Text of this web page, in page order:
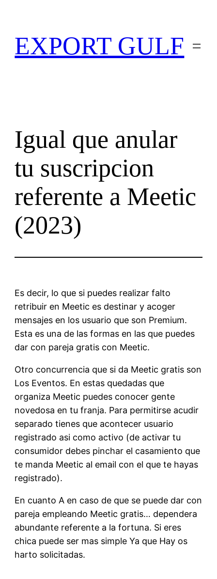
EXPORT GULF
Igual que anular
tu suscripcion
referente a Meetic
(2023)
Es decir, lo que si puedes realizar falto
retribuir en Meetic es destinar y acoger
mensajes en los usuario que son Premium.
Esta es una de las formas en las que puedes
dar con pareja gratis con Meetic.
Otro concurrencia que si da Meetic gratis son
Los Eventos. En estas quedadas que
organiza Meetic puedes conocer gente
novedosa en tu franja. Para permitirse acudir
separado tienes que acontecer usuario
registrado asi­ como activo (de activar tu
consumidor debes pinchar el casamiento que
te manda Meetic al email con el que te hayas
registrado).
En cuanto A en caso de que se puede dar con
pareja empleando Meetic gratis… dependera
abundante referente a la fortuna. Si eres
chica puede ser mas simple Ya que Hay os
harto solicitadas.